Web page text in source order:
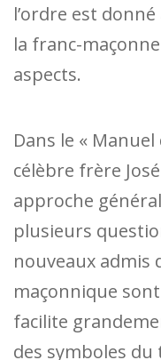
l’ordre est
la franc-
aspects.
Dans le «
célèbre frère
approche
plusieurs
nouveaux admis
maçonnique
facilite
des symboles